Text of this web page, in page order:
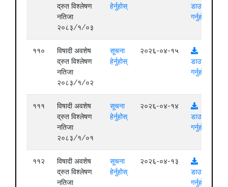
द्रुत विश्लेषण
नतिजा
२०८३/१/०३
हेर्नुहोस्
डाउनलोड
गर्नुहोस्
११०
विषादी अवशेष
द्रुत विश्लेषण
नतिजा
२०८३/१/०२
सूचना
हेर्नुहोस्
२०२६-०४-१५
डाउनलोड
गर्नुहोस्
१११
विषादी अवशेष
द्रुत विश्लेषण
नतिजा
२०८३/१/०१
सूचना
हेर्नुहोस्
२०२६-०४-१४
डाउनलोड
गर्नुहोस्
११२
विषादी अवशेष
द्रुत विश्लेषण
नतिजा
सूचना
हेर्नुहोस्
२०२६-०४-१३
डाउनलोड
गर्नुहोस्